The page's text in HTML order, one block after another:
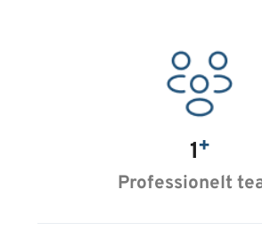
1+
Professionelt